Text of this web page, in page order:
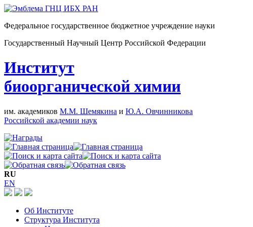
Федеральное государственное бюджетное учреждение науки
Государственный Научный Центр Российской Федерации
Институт
биоорганической химии
им. академиков М.М. Шемякина и Ю.А. Овчинникова
Российской академии наук
RU
EN
Об Институте
Структура Института